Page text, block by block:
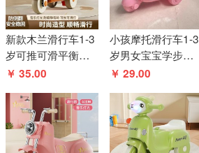
新款木兰滑行车1-3
岁可推可滑平衡车
宝宝儿童男孩女孩
￥ 35.00
小孩摩托滑行车1-3
岁男女宝宝学步小
孩摩托车滑步车儿
￥ 29.00